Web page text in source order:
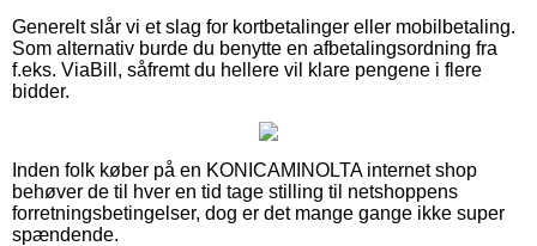
Generelt slår vi et slag for kortbetalinger eller mobilbetaling.
Som alternativ burde du benytte en afbetalingsordning fra
f.eks. ViaBill, såfremt du hellere vil klare pengene i flere
bidder.
Inden folk køber på en KONICAMINOLTA internet shop
behøver de til hver en tid tage stilling til netshoppens
forretningsbetingelser, dog er det mange gange ikke super
spændende.